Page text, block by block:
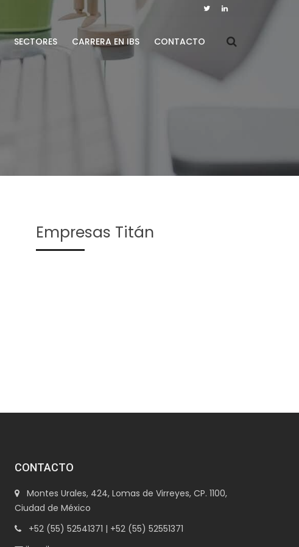
SECTORES CARRERA EN IBS CONTACTO
Empresas Titán
CONTACTO
Montes Urales, 424, Lomas de Virreyes, CP. 1100,
Ciudad de México
+52 (55) 52541371 | +52 (55) 52551371